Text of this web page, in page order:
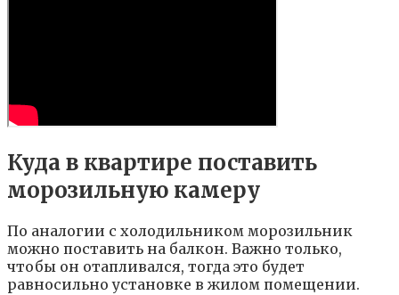
Куда в квартире поставить
морозильную камеру
По аналогии с холодильником морозильник
можно поставить на балкон. Важно только,
чтобы он отапливался, тогда это будет
равносильно установке в жилом помещении.